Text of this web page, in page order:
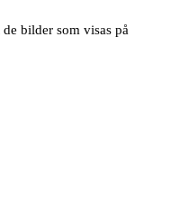
bilder som visas på